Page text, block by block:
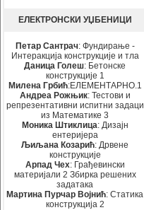
ЕЛЕКТРОНСКИ УЏБЕНИЦИ
Петар Сантрач: Фундирање -
Интеракција конструкције и тла
Даница Голеш: Бетонске
конструкције 1
Милена Грбић:ЕЛЕМЕНТАРНО.1
Андреа Рожњик: Тестови и
репрезентативни испитни задаци
из Математике 3
Моника Штиклица: Дизајн
ентеријера
Љиљана Козарић: Дрвене
конструкције
Арпад Чех: Грађевински
материјали 2 Збирка решених
задатака
Мартина Пурчар Војнић: Статика
конструкција 2